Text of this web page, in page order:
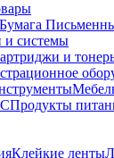
Бумага
и системы
и
Продукты
Клейкие ленты